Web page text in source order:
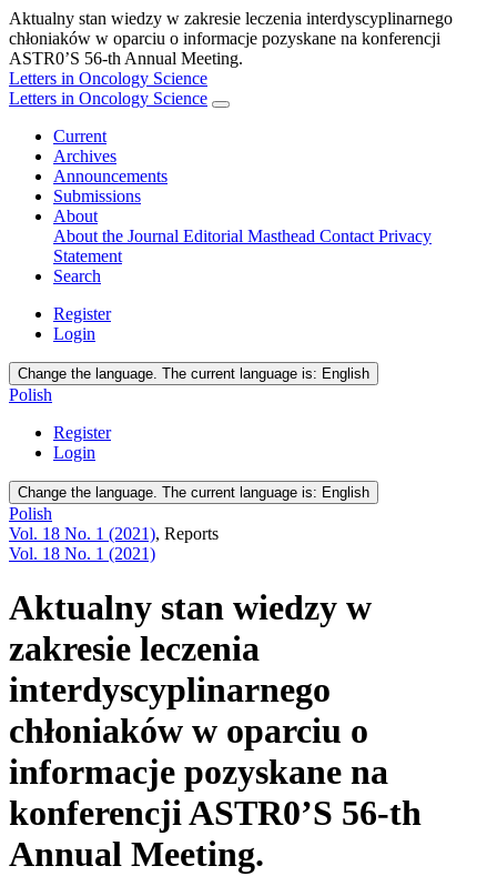
Aktualny stan wiedzy w zakresie leczenia interdyscyplinarnego
chłoniaków w oparciu o informacje pozyskane na konferencji
ASTR0’S 56-th Annual Meeting.
Letters in Oncology Science
Letters in Oncology Science
Current
Archives
Announcements
Submissions
About
About the Journal Editorial Masthead Contact Privacy
Statement
Search
Register
Login
Change the language. The current language is: English
Polish
Register
Login
Change the language. The current language is: English
Polish
Vol. 18 No. 1 (2021), Reports
Vol. 18 No. 1 (2021)
Aktualny stan wiedzy w
zakresie leczenia
interdyscyplinarnego
chłoniaków w oparciu o
informacje pozyskane na
konferencji ASTR0’S 56-th
Annual Meeting.